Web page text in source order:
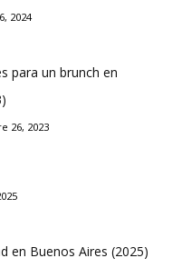
2024
para un brunch en
26, 2023
en Buenos Aires (2025)